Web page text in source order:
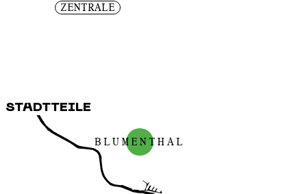
ZENTRALE
STADTTEILE
BLUMENTHAL